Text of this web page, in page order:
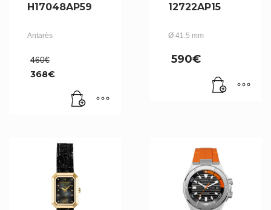
H17048AP59
Antarès
460€
était :
460€.
368€
12722AP15
Ø 41.5 mm
590€